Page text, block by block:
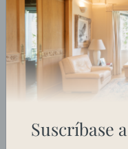
Suscríbase